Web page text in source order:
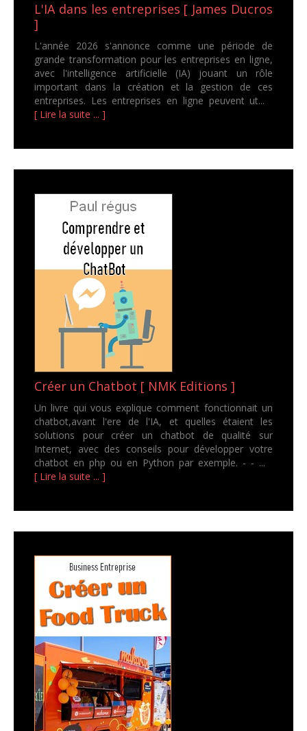
L'IA dans les entreprises [ James Ducros
]
L'année 2026 s'annonce comme une période de
grande transformation pour les entreprises en ligne,
avec l'intelligence artificielle (IA) jouant un rôle
important dans la création et la gestion de ces
entreprises. Les entreprises en ligne peuvent ut...
[ Lire la suite ... ]
Créer un Chatbot [ NMK Editions ]
Un livre qui vous explique comment fonctionnait un
chatbot,avant l'ere de l'IA, et quelles étaient les
solutions pour créer un chatbot de qualité sur
Internet, avec des conseils pour développer votre
chatbot en php ou en Python par exemple. - - ...
[ Lire la suite ... ]